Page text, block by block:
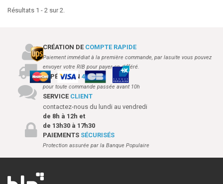
Résultats 1 - 2 sur 2.
CRÉATION DE COMPTE RAPIDE
Paiement immédiat à la première commande, par lasuite vous pouvez
envoyer votre RIB pour payer en différé.
EXPÉDITION48H
pour toute commande passée avant 10h
SERVICE CLIENT
contactez-nous du lundi au vendredi
de 8h à 12h et
de 13h30 à 17h30
PAIEMENTS SÉCURISÉS
Protection assurée par la Banque Populaire